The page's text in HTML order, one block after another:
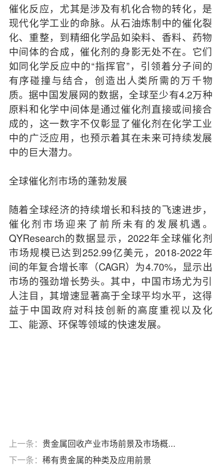
催化反应，尤其是涉及有机化合物的转化，是
现代化学工业的命脉。从石油炼制中的催化裂
化、重整，到精细化学品如染料、香料、药物
中间体的合成，催化剂的身影无处不在。它们
如同化学反应中的“指挥官”，引领着分子间的
有序碰撞与结合，创造出人类所需的万千物
质。据中国发展网的数据，全球至少有4.2万种
原料和化学中间体是通过催化剂直接或间接合
成的，这一数字不仅彰显了催化剂在化学工业
中的广泛应用，也预示着其在未来可持续发展
中的巨大潜力。
全球催化剂市场的蓬勃发展
随着全球经济的持续增长和科技的飞速进步，
催化剂市场迎来了前所未有的发展机遇。
QYResearch的数据显示，2022年全球催化剂
市场规模已达到252.99亿美元，2018-2022年
间的年复合增长率（CAGR）为4.70%，显示出
市场的强劲增长势头。其中，中国市场尤为引
人注目，其增速显著高于全球平均水平，这得
益于中国政府对科技创新的高度重视以及化
工、能源、环保等领域的快速发展。
上一条： 贵金属回收产业市场前景及市场概...
下一条： 稀有贵金属的种类及应用前景